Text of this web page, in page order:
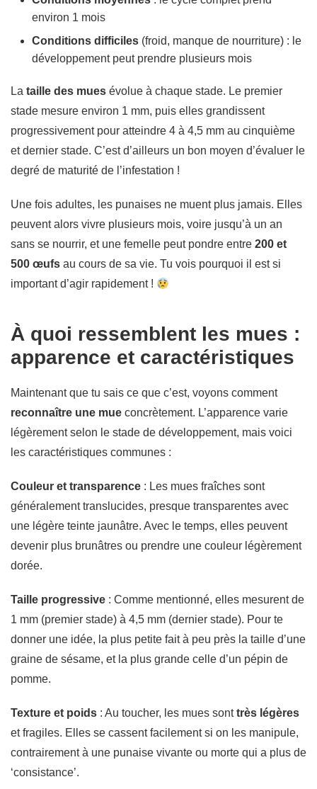
environ 1 mois
Conditions difficiles (froid, manque de nourriture) : le
développement peut prendre plusieurs mois
La taille des mues évolue à chaque stade. Le premier
stade mesure environ 1 mm, puis elles grandissent
progressivement pour atteindre 4 à 4,5 mm au cinquième
et dernier stade. C’est d’ailleurs un bon moyen d’évaluer le
degré de maturité de l’infestation !
Une fois adultes, les punaises ne muent plus jamais. Elles
peuvent alors vivre plusieurs mois, voire jusqu’à un an
sans se nourrir, et une femelle peut pondre entre 200 et
500 œufs au cours de sa vie. Tu vois pourquoi il est si
important d’agir rapidement !
À quoi ressemblent les mues :
apparence et caractéristiques
Maintenant que tu sais ce que c’est, voyons comment
reconnaître une mue concrètement. L’apparence varie
légèrement selon le stade de développement, mais voici
les caractéristiques communes :
Couleur et transparence : Les mues fraîches sont
généralement translucides, presque transparentes avec
une légère teinte jaunâtre. Avec le temps, elles peuvent
devenir plus brunâtres ou prendre une couleur légèrement
dorée.
Taille progressive : Comme mentionné, elles mesurent de
1 mm (premier stade) à 4,5 mm (dernier stade). Pour te
donner une idée, la plus petite fait à peu près la taille d’une
graine de sésame, et la plus grande celle d’un pépin de
pomme.
Texture et poids : Au toucher, les mues sonttrès légères
et fragiles. Elles se cassent facilement si on les manipule,
contrairement à une punaise vivante ou morte qui a plus de
‘consistance’.